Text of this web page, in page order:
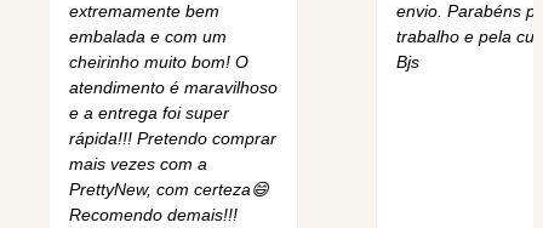
extremamente bem
embalada e com um
cheirinho muito bom! O
atendimento é maravilhoso
e a entrega foi super
rápida!!! Pretendo comprar
mais vezes com a
PrettyNew, com certeza😄
Recomendo demais!!!
envio. Parabéns
trabalho e pela
Bjs